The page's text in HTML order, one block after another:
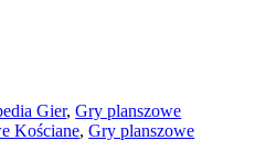
Gier,Gry planszowe
Kościane,Gry planszowe